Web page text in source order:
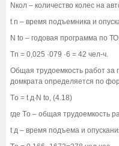
Nкол – количество колес на
t n – время подъемника и
N to – годовая программа по
Tn = 0,025 ·079 ·6 = 42 чел-ч.
Общая трудоемкость работ за
домкрата определяется по
Tо = t д∙N to, (4.18)
где Tо – общая трудоемкость
t д – время подъема и